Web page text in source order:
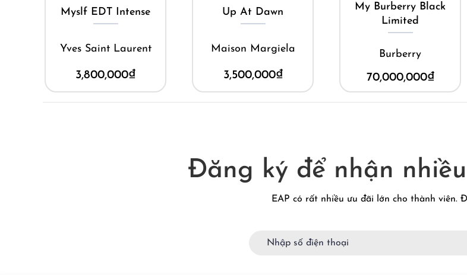
Myslf EDT Intense
Yves Saint Laurent
3,800,000₫
Up At Dawn
Maison Margiela
3,500,000₫
My Burberry Black
Limited
Burberry
70,000,000₫
Đăng ký để nhận
EAP có rất nhiều ưu đãi lớn cho thành viên.